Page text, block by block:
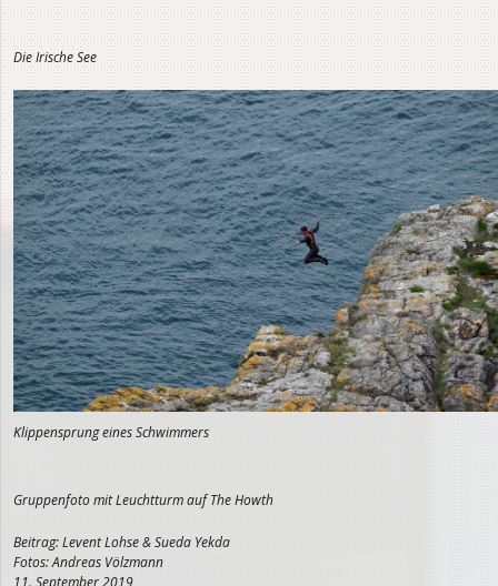
Die Irische See
Klippensprung eines Schwimmers
Gruppenfoto mit Leuchtturm auf The Howth
Beitrag: Levent Lohse & Sueda Yekda
Fotos: Andreas Völzmann